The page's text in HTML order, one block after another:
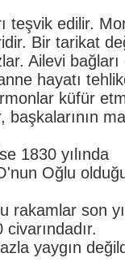
teşvik edilir.
Bir tarikat
Ailevi bağları
hayatı
küfür
1830 yılında
Oğlu
rakamlar son
yaygın